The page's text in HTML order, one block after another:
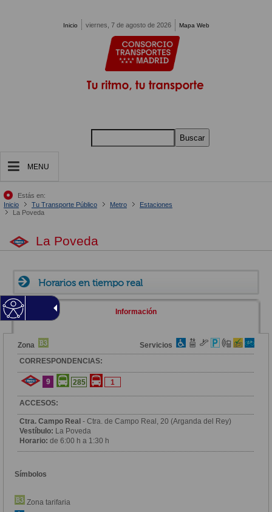
Inicio viernes, 7 de agosto de 2026 Mapa Web
Buscar
MENU
Estás en:
Inicio
Tu Transporte Público Metro
Estaciones
La Poveda
La Poveda
Horarios en tiempo real
Información
Zona
Servicios
CORRESPONDENCIAS:
9 285 1
ACCESOS:
Ctra. Campo Real - Ctra. de Campo Real, 20 (Arganda del Rey)
Vestíbulo: La Poveda
Horario: de 6:00 h a 1:30 h
Símbolos
Zona tarifaria